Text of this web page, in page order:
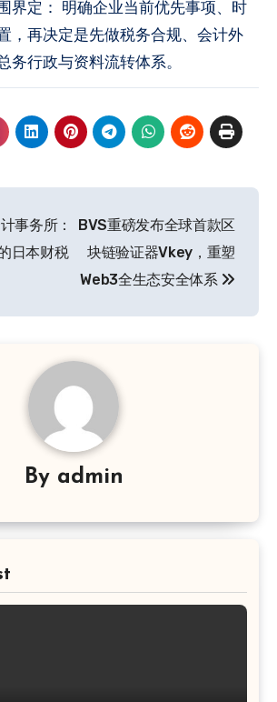
界定： 明确企业当前优先事项、时
，再决定是先做税务合规、会计外
务行政与资料流转体系。
事务所：
日本财税
BVS重磅发布全球首款区
块链验证器Vkey，重塑
Web3全生态安全体系
By admin